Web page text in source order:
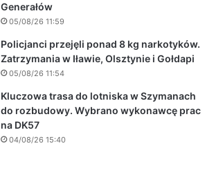
Generałów
05/08/26 11:59
Policjanci przejęli ponad 8 kg narkotyków.
Zatrzymania w Iławie, Olsztynie i Gołdapi
05/08/26 11:54
Kluczowa trasa do lotniska w Szymanach
do rozbudowy. Wybrano wykonawcę prac
na DK57
04/08/26 15:40